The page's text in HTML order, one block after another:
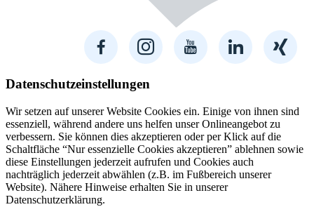
Datenschutzeinstellungen
Wir setzen auf unserer Website Cookies ein. Einige von ihnen sind
essenziell, während andere uns helfen unser Onlineangebot zu
verbessern. Sie können dies akzeptieren oder per Klick auf die
Schaltfläche “Nur essenzielle Cookies akzeptieren” ablehnen sowie
diese Einstellungen jederzeit aufrufen und Cookies auch
nachträglich jederzeit abwählen (z.B. im Fußbereich unserer
Website). Nähere Hinweise erhalten Sie in unserer
Datenschutzerklärung.